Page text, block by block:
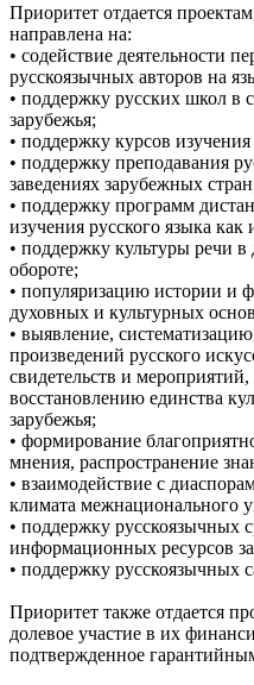
Приоритет отдается
направлена на:
• содействие деятельности
русскоязычных авторов на
• поддержку русских школ в
зарубежья;
• поддержку курсов
• поддержку преподавания
заведениях зарубежных
• поддержку программ
изучения русского языка как
• поддержку культуры речи
обороте;
• популяризацию истории и
духовных и культурных
• выявление,
произведений русского
свидетельств и
восстановлению единства
зарубежья;
• формирование
мнения, распространение
• взаимодействие с
климата межнационального
• поддержку русскоязычных
информационных ресурсов
• поддержку русскоязычных
Приоритет также отдается
долевое участие в их
подтвержденное